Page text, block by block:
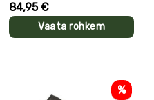
84,95 €
Vaata rohkem
%